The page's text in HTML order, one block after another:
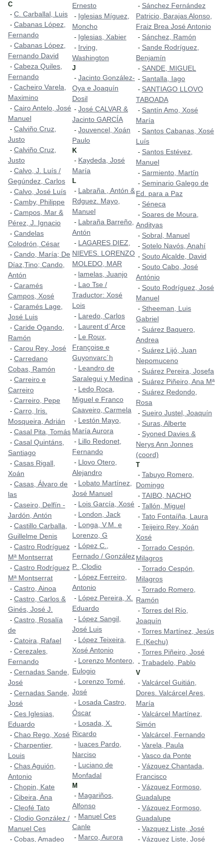
C
- C. Carballal, Luis
- Cabanas López,
Fernando
- Cabanas López,
Fernando David
- Cabeza Quiles,
Fernando
- Cacheiro Varela,
Maximino
- Cairo Antelo, José
Manuel
- Calviño Cruz,
Justo
- Calviño Cruz,
Justo
- Calvo, J. Luís /
Gegúndez, Carlos
- Calvo, José Luís
- Camby, Philippe
- Campos, Mar &
Pérez, J. Ignacio
- Candelas
Colodrón, César
- Cando, María; De
Díaz,Tino; Cando,
Antón
- Caramés
Campos, Xosé
- Caramés Lage,
José Luis
- Caride Ogando,
Ramón
- Carou Rey, José
- Carredano
Cobas, Ramón
- Carreiro e
Carreiro
- Carreiro, Pepe
- Carro, Iris.
Mosqueira, Adrián
- Casal Pita, Tomás
- Casal Quintáns,
Santiago
- Casas Rigall,
Xoán
- Casas, Álvaro de
las
- Caseiro, Delfín -
Jardón, Antón
- Castillo Carballa,
Guillelme Denis
- Castro Rodríguez
Mª Montserrat
- Castro Rodríguez
Mª Montserrat
- Castro, Ainoa
- Castro, Carlos &
Ginés, José J.
- Castro, Rosalía
de
- Catoira, Rafael
- Cerezales,
Fernando
- Cernadas Sande,
José
- Cernadas Sande,
José
- Ces Iglesias,
Eduardo
- Chao Rego, Xosé
- Charpentier,
Louis
- Chas Aguión,
Antonio
- Chopin, Kate
- Cibeira, Ana
- Cleofé Tato
- Clodio González /
Manuel Ces
- Cobas, Amadeo
Ernesto
- Iglesias Míguez,
Moncho
- Iglesias, Xabier
- Irving,
Washington
J
- Jacinto González-
Oya e Joaquín
Dosil
- José CALVAR &
Jacinto GARCÍA
- Jouvencel, Xoán
Paulo
K
- Kaydeda, José
María
L
- Labraña , Antón &
Rdguez. Mayo,
Manuel
- Labraña Barreño,
Antón
- LAGARES DIEZ,
NIEVES. LORENZO
MOLEDO, MAR
- lamelas, Juanjo
- Lao Tse /
Traductor: Xosé
Lois
- Laredo, Carlos
- Laurent d´Arce
- Le Roux,
Françoise e
Guyonvarc´h
- Leandro de
Saralegui y Medina
- Ledo Roca,
Miguel e Franco
Caaveiro, Carmela
- Lestón Mayo,
María Aurora
- Lillo Redonet,
Fernando
- Llovo Otero,
Alejandro
- Lobato Martínez,
José Manuel
- Lois García, Xosé
- London, Jack
- Longa, V.M. e
Lorenzo, G
- López C.,
Fernado / González
P. ,Clodio
- López Ferreiro,
Antonio
- López Pereira, X.
Eduardo
- López Sangil,
José Luis
- López Teixeira,
Xosé Antonio
- Lorenzo Montero,
Eulogio
- Lorenzo Tomé,
José
- Losada Castro,
Óscar
- Losada, X.
Ricardo
- luaces Pardo,
Narciso
- Luciano de
Monfadal
M
- Magariños,
Alfonso
- Manuel Ces
Canle
- Marco, Aurora
- Sánchez Fernández
Patricio, Barajas Alonso,
Fraiz Brea José Antonio
- Sánchez, Ramón
- Sande Rodríguez,
Benjamín
- SANDE, MIGUEL
- Santalla, Iago
- SANTIAGO LLOVO
TABOADA
- Santín Amo, Xosé
María
- Santos Cabanas, Xosé
Luís
- Santos Estévez,
Manuel
- Sarmiento, Martín
- Seminario Galego de
Ed. para a Paz
- Séneca
- Soares de Moura,
Andityas
- Sobral, Manuel
- Sotelo Navós, Anahí
- Souto Alcalde, David
- Souto Cabo, José
António
- Souto Rodríguez, José
Manuel
- Stheeman, Luis
Gabriel
- Suárez Baquero,
Andrea
- Suárez Lijó, Juan
Nepomuceno
- Suárez Pereira, Josefa
- Suárez Piñeiro, Ana Mª
- Suárez Redondo,
Rosa
- Sueiro Justel, Joaquín
- Suras, Alberte
- Syoned Davies &
Nerys Ann Jonnes
(coord)
T
- Tabuyo Romero,
Domingo
- TAIBO, NACHO
- Tallón, Miguel
- Tato Fontaíña, Laura
- Teijeiro Rey, Xoán
Xosé
- Torrado Cespón,
Milagros
- Torrado Cespón,
Milagros
- Torrado Romero,
Ramón
- Torres del Río,
Joaquín
- Torres Martínez, Jesús
F. (Kechu)
- Torres Piñeiro, José
- Trabadelo, Pablo
V
- Valcárcel Guitián,
Dores. Valcárcel Ares,
María
- Valcárcel Martínez,
Simón
- Valcárcel, Fernando
- Varela, Paula
- Vasco da Ponte
- Vázquez Chantada,
Francisco
- Vázquez Formoso,
Guadalupe
- Vázquez Formoso,
Guadalupe
- Vazquez Liste, José
- Vázquez Liste, José